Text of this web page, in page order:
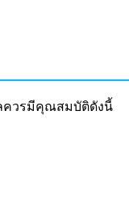
ควรมีคุณสมบัติดังนี้